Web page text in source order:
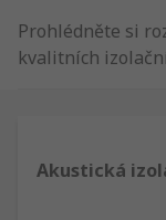
Prohlédněte si
kvalitních
izolaci, v řadě
a plechy, až po
Akustická